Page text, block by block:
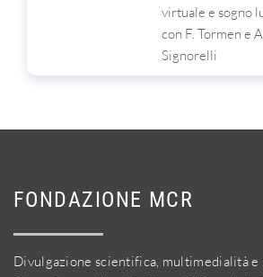
virtuale e sogno
con F. Tormen e
Signorelli
FONDAZIONE MCR
Divulgazione scientifica, multimedialità e